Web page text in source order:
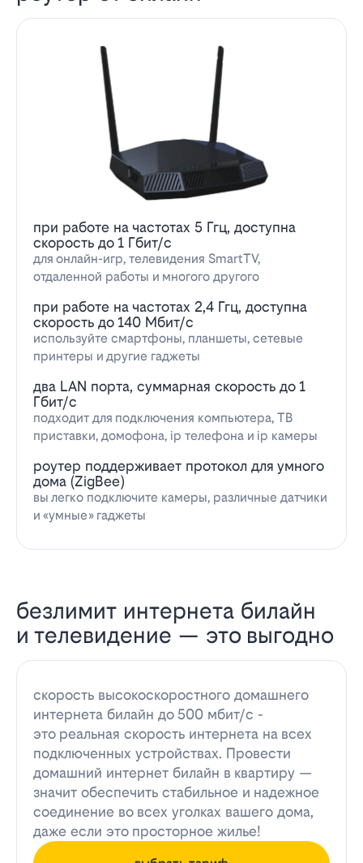
при работе на частотах 5 Ггц, доступна
скорость до 1 Гбит/с
для онлайн-игр, телевидения SmartTV,
отдаленной работы и многого другого
при работе на частотах 2,4 Ггц, доступна
скорость до 140 Мбит/с
используйте смартфоны, планшеты, сетевые
принтеры и другие гаджеты
два LAN порта, суммарная скорость до 1
Гбит/с
подходит для подключения компьютера, ТВ
приставки, домофона, ip телефона и ip камеры
роутер поддерживает протокол для умного
дома (ZigBee)
вы легко подключите камеры, различные датчики
и «умные» гаджеты
безлимит интернета билайн
и телевидение — это выгодно
скорость высокоскоростного домашнего
интернета билайн до 500 мбит/с -
это реальная скорость интернета на всех
подключенных устройствах. Провести
домашний интернет билайн в квартиру —
значит обеспечить стабильное и надежное
соединение во всех уголках вашего дома,
даже если это просторное жилье!